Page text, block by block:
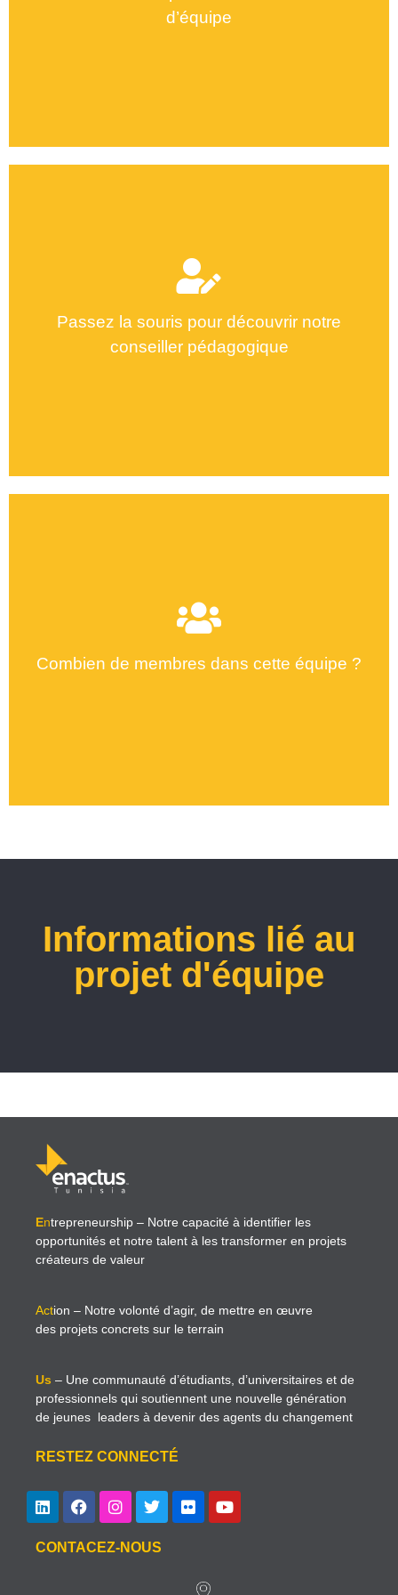
d’équipe
Passez la souris pour découvrir notre
conseiller pédagogique
Amina Nafti
Combien de membres dans cette équipe ?
Informations lié au
projet d'équipe
Entrepreneurship – Notre capacité à identifier les
opportunités et notre talent à les transformer en projets
créateurs de valeur
Action – Notre volonté d’agir, de mettre en œuvre
des projets concrets sur le terrain
Us – Une communauté d’étudiants, d’universitaires et de
professionnels qui soutiennent une nouvelle génération
de jeunes leaders à devenir des agents du changement
RESTEZ CONNECTÉ
CONTACEZ-NOUS